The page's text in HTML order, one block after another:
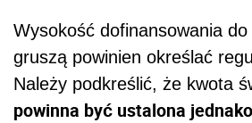
Wysokość dofinansowania do
gruszą powinien określać
Należy podkreślić, że kwota
powinna być ustalona